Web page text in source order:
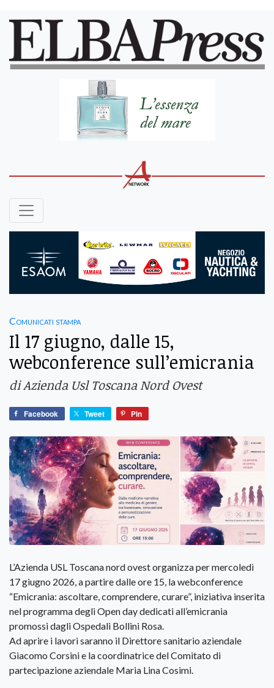
Comunicati stampa
Il 17 giugno, dalle 15,
webconference sull’emicrania
di Azienda Usl Toscana Nord Ovest
Facebook Tweet Pin
L’Azienda USL Toscana nord ovest organizza per mercoledì
17 giugno 2026, a partire dalle ore 15, la webconference
“Emicrania: ascoltare, comprendere, curare”, iniziativa inserita
nel programma degli Open day dedicati all’emicrania
promossi dagli Ospedali Bollini Rosa.
Ad aprire i lavori saranno il Direttore sanitario aziendale
Giacomo Corsini e la coordinatrice del Comitato di
partecipazione aziendale Maria Lina Cosimi.